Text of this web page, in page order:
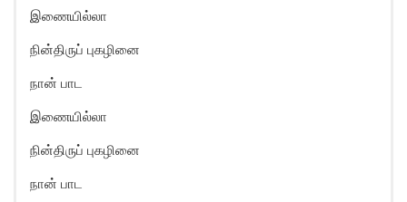
இணையில்லா
நின்திருப் புகழினை
நான் பாட
இணையில்லா
நின்திருப் புகழினை
நான் பாட